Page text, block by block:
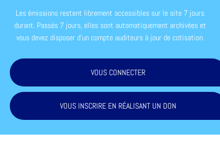
Les émissions restent librement accessibles sur le site 7 jours
durant. Passés 7 jours, elles sont automatiquement archivées et
vous devez disposer d'un compte auditeurs à jour de cotisation.
VOUS CONNECTER
VOUS INSCRIRE EN RÉALISANT UN DON